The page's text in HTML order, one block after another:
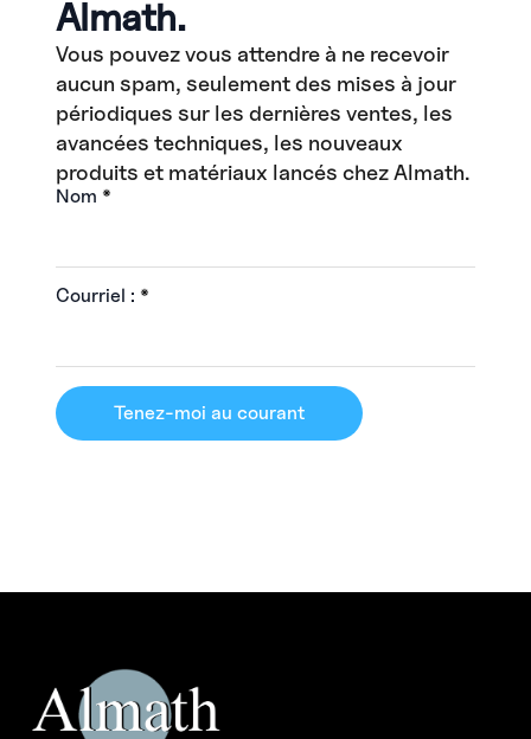
Almath.
Vous pouvez vous attendre à ne recevoir
aucun spam, seulement des mises à jour
périodiques sur les dernières ventes, les
avancées techniques, les nouveaux
produits et matériaux lancés chez Almath.
Nom *
Courriel : *
Tenez-moi au courant